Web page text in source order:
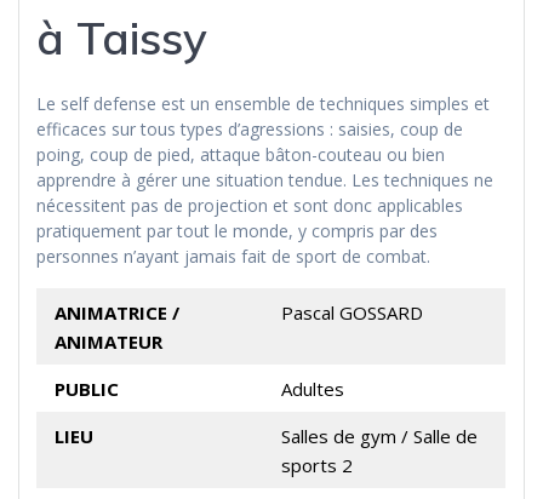
à Taissy
Le self defense est un ensemble de techniques simples et
efficaces sur tous types d’agressions : saisies, coup de
poing, coup de pied, attaque bâton-couteau ou bien
apprendre à gérer une situation tendue. Les techniques ne
nécessitent pas de projection et sont donc applicables
pratiquement par tout le monde, y compris par des
personnes n’ayant jamais fait de sport de combat.
ANIMATRICE /
ANIMATEUR
Pascal GOSSARD
PUBLIC
Adultes
LIEU
Salles de gym / Salle de
sports 2